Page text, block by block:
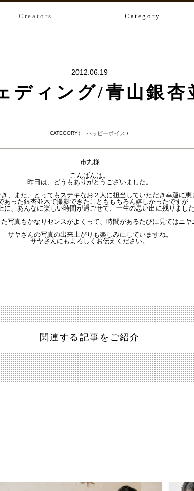
Creators Category
2012.06.19
ディング/青山銀杏
CATEGORY） ハッピーボイス /
市丸様
こんばんは。
昨日は、どうもありがとうございました。
、また、とってもステキなお２人に担当していただき幸運に恵
あった銀杏並木で撮影できたことももちろん嬉しかったですが
に、あんなに楽しい時間が過ごせて、一生の思い出に残りました
写真もかなりセンスがよくって、時間があるたびに見てはニヤ
サヤさんの写真の出来上がりも楽しみにしていますね。
サヤさんにもよろしくお伝えください。
関連する記事をご紹介